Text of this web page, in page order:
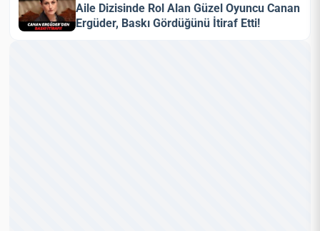
Aile Dizisinde Rol Alan Güzel Oyuncu Canan
Ergüder, Baskı Gördüğünü İtiraf Etti!